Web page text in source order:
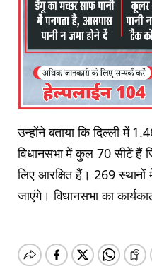
उन्होंने बताया कि दिल्ली में
विधानसभा में कुल 70 सीटें
लिए आरक्षित हैं। 269
जाएंगे। विधानसभा का